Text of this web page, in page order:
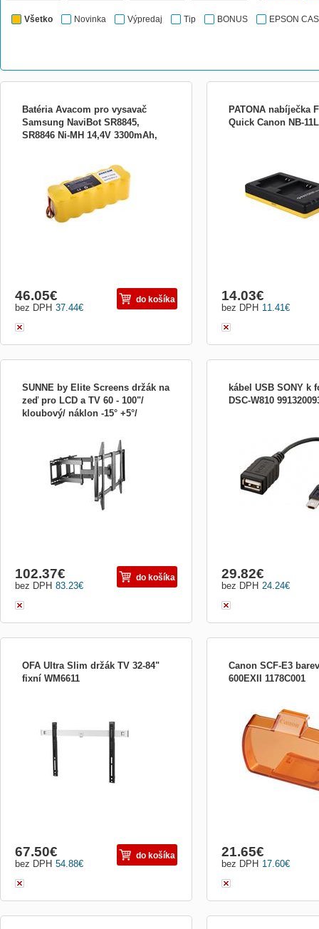
Všetko Novinka Výpredaj Tip BONUS EPSON
Batéria Avacom pro vysavač
Samsung NaviBot SR8845,
SR8846 Ni-MH 14,4V 3300mAh,
články 137,90 x 54,20 x 47,10 mm, 688 g.
37.44€
bez DPH
46.05€ do košíka
PATONA nabíječka
Quick Canon NB-
jakéhokoliv USB
ochrannou proti přehřátí
dioda indikuje n...
11.41€
bez DPH
14.03€
SUNNE by Elite Screens držák na
zeď pro LCD a TV 60 - 100"/
kloubový/ náklon -15° +5°/
monitorů a televizí s úhlopříčkou 60
100&quot; . Maximální zatížení tohoto
držáku je 80 kg . Držák dovoluje náklon v
rozsahu 15 až 5 stupňů...
83.23€
bez DPH
102.37€ do košíka
kábel USB SONY k
DSC-W810
24.24€
bez DPH
29.82€
OFA Ultra Slim držák TV 32-84"
fixní WM6611
200x200, 300x300, 400x400, 600x400
nosnost: 80 kg možnost sklopení: Ne
otočný: Ne výsuvný: Ne vzdálenost od
stěny: 13mm materiál: ocel Obsah balení:
54.88€
bez DPH
67.50€ do košíka
Canon SCF-E3
600EXII 1178C001
pro blesk Canon díky
regulovat výslednou
fotografie. Oranžový filtr
zbarvení způsobené
17.60€
bez DPH
21.65€